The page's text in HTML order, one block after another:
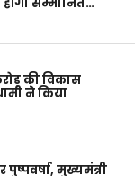
होंगी सम्मानित…
की विकास
ने किया
पुष्पवर्षा, मुख्यमंत्री